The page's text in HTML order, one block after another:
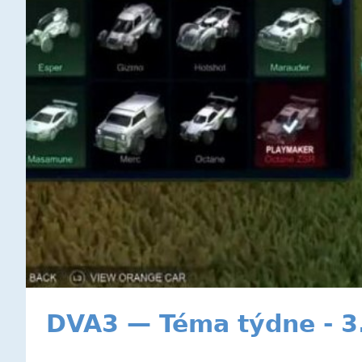
DVA3 — Téma týdne -